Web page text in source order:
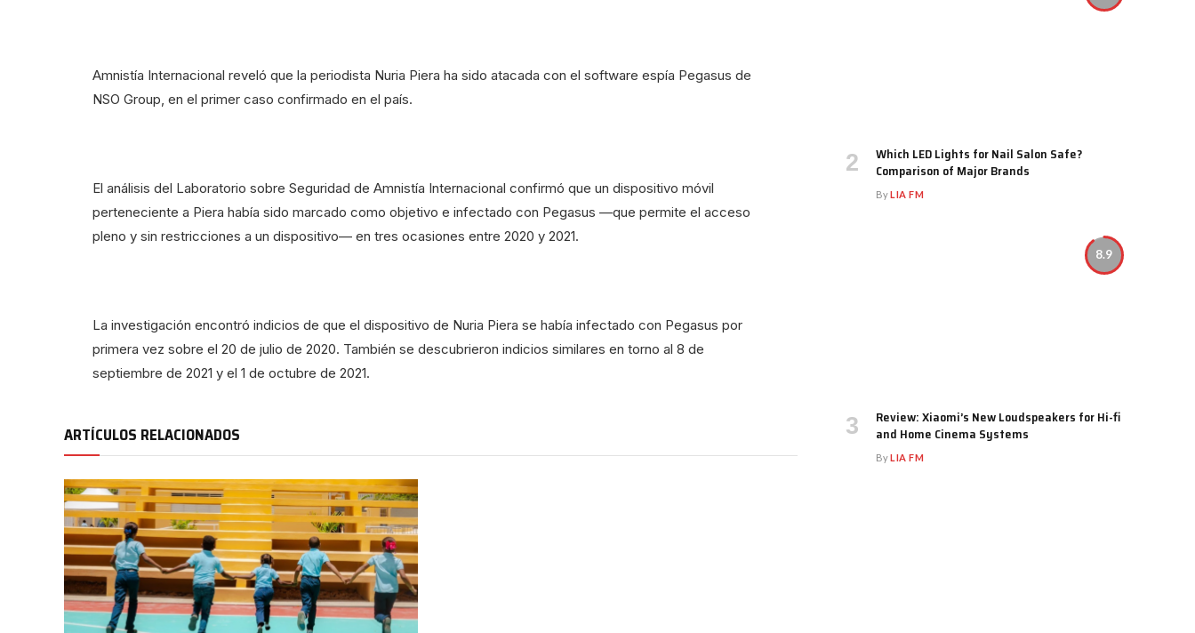
Amnistía Internacional reveló que la periodista Nuria Piera ha sido atacada con el software espía Pegasus de
NSO Group, en el primer caso confirmado en el país.
El análisis del Laboratorio sobre Seguridad de Amnistía Internacional confirmó que un dispositivo móvil
perteneciente a Piera había sido marcado como objetivo e infectado con Pegasus —que permite el acceso
pleno y sin restricciones a un dispositivo— en tres ocasiones entre 2020 y 2021.
La investigación encontró indicios de que el dispositivo de Nuria Piera se había infectado con Pegasus por
primera vez sobre el 20 de julio de 2020. También se descubrieron indicios similares en torno al 8 de
septiembre de 2021 y el 1 de octubre de 2021.
ARTÍCULOS RELACIONADOS
Which LED Lights for Nail Salon Safe?
Comparison of Major Brands
ByLIA FM
8.9
Review: Xiaomi’s New Loudspeakers for Hi-fi
and Home Cinema Systems
ByLIA FM